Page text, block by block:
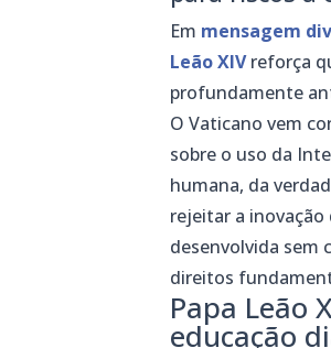
Em mensagem
Leão XIV reforça
profundamente
O Vaticano vem
sobre o uso da
humana, da
rejeitar a inovação
desenvolvida sem
direitos
Papa Leão
educação